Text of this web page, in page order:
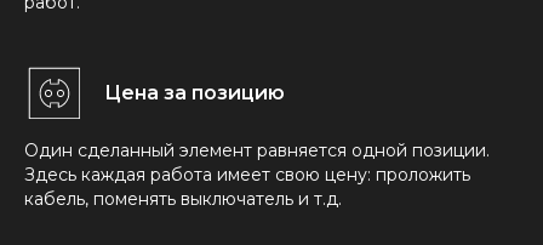
Цена за позицию
Один сделанный элемент равняется одной позиции.
Здесь каждая работа имеет свою цену: проложить
кабель, поменять выключатель и т.д.